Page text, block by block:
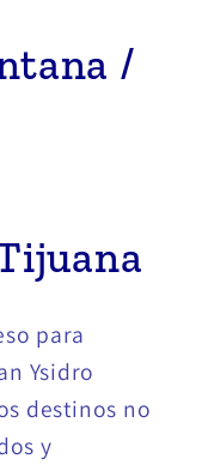
/
para
Ysidro
destinos no
y